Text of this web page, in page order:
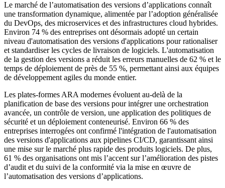
Le marché de l’automatisation des versions d’applications connaît
une transformation dynamique, alimentée par l’adoption généralisée
du DevOps, des microservices et des infrastructures cloud hybrides.
Environ 74 % des entreprises ont désormais adopté un certain
niveau d'automatisation des versions d'applications pour rationaliser
et standardiser les cycles de livraison de logiciels. L'automatisation
de la gestion des versions a réduit les erreurs manuelles de 62 % et le
temps de déploiement de près de 55 %, permettant ainsi aux équipes
de développement agiles du monde entier.
Les plates-formes ARA modernes évoluent au-delà de la
planification de base des versions pour intégrer une orchestration
avancée, un contrôle de version, une application des politiques de
sécurité et un déploiement conteneurisé. Environ 66 % des
entreprises interrogées ont confirmé l'intégration de l'automatisation
des versions d'applications aux pipelines CI/CD, garantissant ainsi
une mise sur le marché plus rapide des produits logiciels. De plus,
61 % des organisations ont mis l’accent sur l’amélioration des pistes
d’audit et du suivi de la conformité via la mise en œuvre de
l’automatisation des versions d’applications.